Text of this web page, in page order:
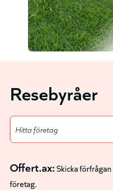
Resebyråer
Offert.ax:Skicka
företag.